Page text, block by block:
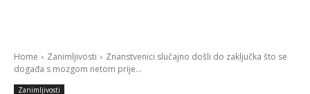
Home Zanimljivosti
Znanstvenici slučajno došli do zaključka što se
događa s mozgom netom prije...
Zanimljivosti